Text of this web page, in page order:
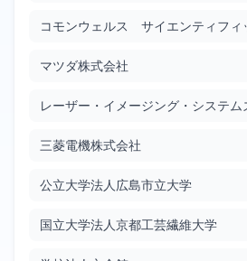
JP2010026583
Filed: 2/4/2010Granted: 6/10/2011
インバータ回路
Google Patents
Filed: 2/4/2010 Granted: 1/25/2013
クロック・データ・リカバリ回路
マツダ株式会社
三菱電機株式会社
公立大学法人広島市立大学
国立大学法人京都工芸繊維大学